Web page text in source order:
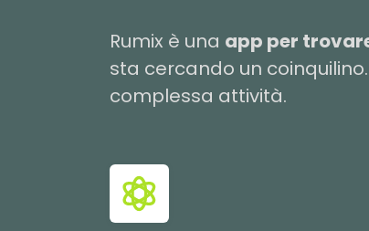
Rumix è una app per
sta cercando un
complessa attività.